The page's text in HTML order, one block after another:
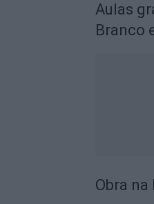
Aulas
Branco
Obra